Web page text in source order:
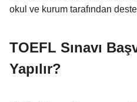
okul ve kurum tarafından
TOEFL Sınavı
Yapılır?